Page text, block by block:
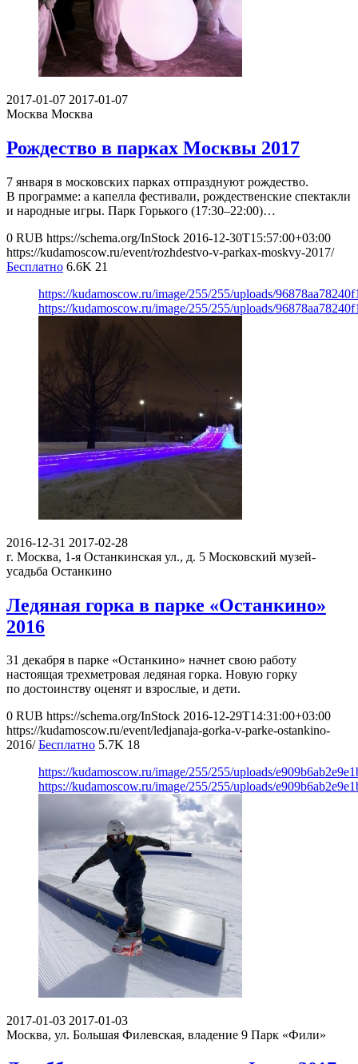
2017-01-07 2017-01-07
Москва Москва
Рождество в парках Москвы 2017
7 января в московских парках отпразднуют рождество.
В программе: а капелла фестивали, рождественские спектакли
и народные игры. Парк Горького (17:30–22:00)…
0 RUB https://schema.org/InStock 2016-12-30T15:57:00+03:00
https://kudamoscow.ru/event/rozhdestvo-v-parkax-moskvy-2017/
Бесплатно 6.6K 21
https://kudamoscow.ru/image/255/255/uploads/
https://kudamoscow.ru/image/255/255/uploads/
2016-12-31 2017-02-28
г. Москва, 1-я Останкинская ул., д. 5 Московский музей-
усадьба Останкино
Ледяная горка в парке «Останкино»
2016
31 декабря в парке «Останкино» начнет свою работу
настоящая трехметровая ледяная горка. Новую горку
по достоинству оценят и взрослые, и дети.
0 RUB https://schema.org/InStock 2016-12-29T14:31:00+03:00
https://kudamoscow.ru/event/ledjanaja-gorka-v-parke-ostankino-
2016/ Бесплатно 5.7K 18
https://kudamoscow.ru/image/255/255/uploads/
https://kudamoscow.ru/image/255/255/uploads/
2017-01-03 2017-01-03
Москва, ул. Большая Филевская, владение 9 Парк «Фили»